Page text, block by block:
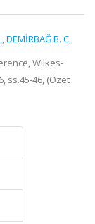
,DEMİRBAĞ B. C.
Wilkes-
ss.45-46, (Özet